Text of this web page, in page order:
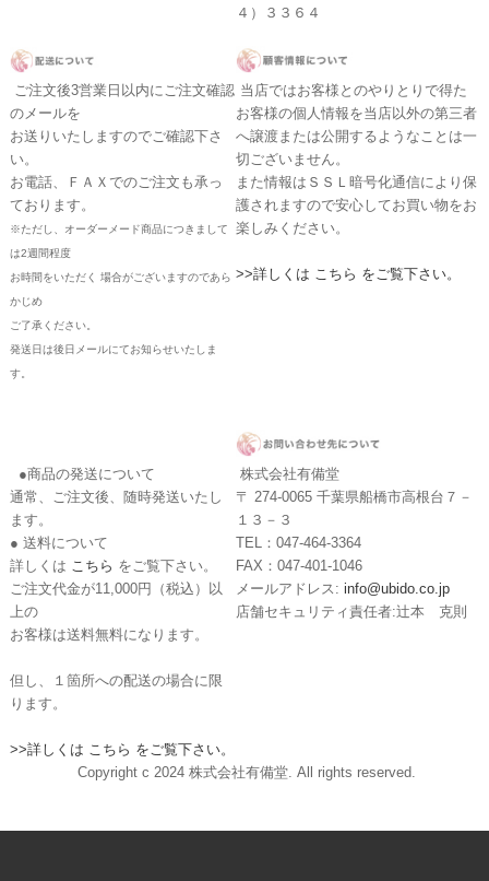
４）３３６４
ご注文後3営業日以内にご注文確認
のメールを
お送りいたしますのでご確認下さ
い。
お電話、ＦＡＸでのご注文も承っ
ております。
※ただし、オーダーメード商品につきまして
は2週間程度
お時間をいただく 場合がございますのであら
かじめ
ご了承ください。
発送日は後日メールにてお知らせいたしま
す。
当店ではお客様とのやりとりで得た
お客様の個人情報を当店以外の第三者
へ譲渡または公開するようなことは一
切ございません。
また情報はＳＳＬ暗号化通信により保
護されますので安心してお買い物をお
楽しみください。
>>詳しくは こちら をご覧下さい。
●商品の発送について
通常、ご注文後、随時発送いたし
ます。
● 送料について
詳しくは こちら をご覧下さい。
ご注文代金が11,000円（税込）以
上の
お客様は送料無料になります。
但し、１箇所への配送の場合に限
ります。
>>詳しくは こちら をご覧下さい。
株式会社有備堂
〒 274-0065 千葉県船橋市高根台７－
１３－３
TEL：047-464-3364
FAX：047-401-1046
メールアドレス: info@ubido.co.jp
店舗セキュリティ責任者:辻本 克則
Copyright c 2024 株式会社有備堂. All rights reserved.